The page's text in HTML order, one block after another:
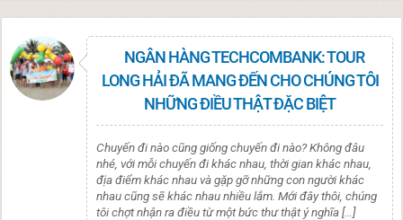
NGÂN HÀNG TECHCOMBANK: TOUR
LONG HẢI ĐÃ MANG ĐẾN CHO CHÚNG TÔI
NHỮNG ĐIỀU THẬT ĐẶC BIỆT
Chuyến đi nào cũng giống chuyến đi nào? Không đâu
nhé, với mỗi chuyến đi khác nhau, thời gian khác nhau,
địa điểm khác nhau và gặp gỡ những con người khác
nhau cũng sẽ khác nhau nhiều lắm. Mới đây thôi, chúng
tôi chợt nhận ra điều từ một bức thư thật ý nghĩa […]